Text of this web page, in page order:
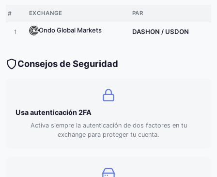
# EXCHANGE PAR
1 Ondo Global Markets DASHON / USDON
Consejos de Seguridad
Usa autenticación 2FA
Activa siempre la autenticación de dos factores en tu
exchange para proteger tu cuenta.